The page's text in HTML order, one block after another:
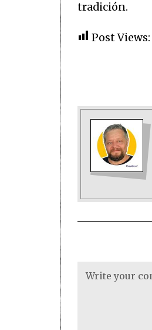
tradición.
Post Views: